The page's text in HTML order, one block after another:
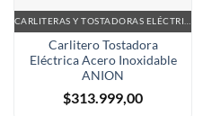
CARLITERAS Y TOSTADORAS ELÉCTRICAS
Carlitero Tostadora
Eléctrica Acero Inoxidable
ANION
$313.999,00